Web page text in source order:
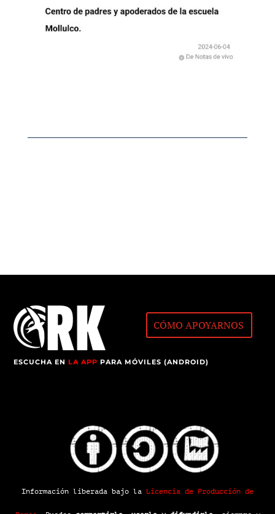
CÓMO APOYARNOS
ESCUCHA ENLA APP PARA MÓVILES (ANDROID)
Información liberada bajo la Licencia de Producción de